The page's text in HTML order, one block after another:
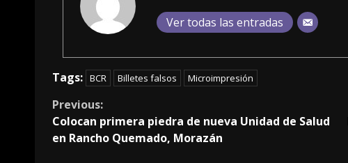
Ver todas las entradas
Tags: BCR Billetes falsos Microimpresión
Continue
Reading
Previous:
Colocan primera piedra de nueva Unidad de Salud
en Rancho Quemado, Morazán